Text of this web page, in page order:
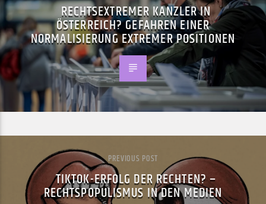
RECHTSEXTREMER KANZLER IN
ÖSTERREICH? GEFAHREN EINER
NORMALISIERUNG EXTREMER POSITIONEN
PREVIOUS POST
TIKTOK-ERFOLG DER RECHTEN? –
RECHTSPOPULISMUS IN DEN MEDIEN